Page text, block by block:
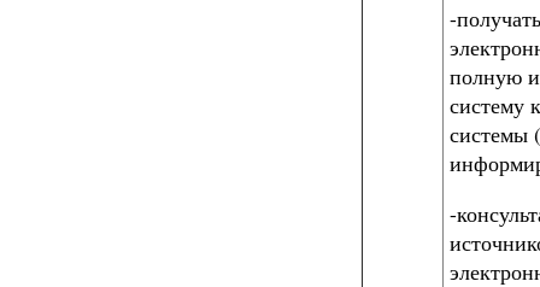
-
полную
систему
системы
-